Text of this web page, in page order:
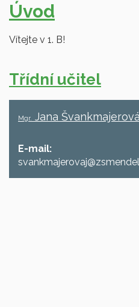
Úvod
Vítejte v 1. B!
Třídní učitel
Mgr. Jana Švankmajerová
E-mail: